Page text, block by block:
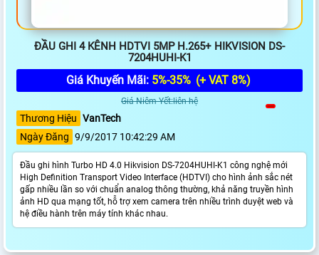
ĐẦU GHI 4 KÊNH HDTVI 5MP H.265+ HIKVISION DS-
7204HUHI-K1
Giá Khuyến Mãi: 5%-35% (+ VAT 8%)
Giá Niêm Yết:liên hệ
Thương Hiệu VanTech
Ngày Đăng 9/9/2017 10:42:29 AM
Đầu ghi hình Turbo HD 4.0 Hikvision DS-7204HUHI-K1 công nghệ mới
High Definition Transport Video Interface (HDTVI) cho hình ảnh sắc nét
gấp nhiều lần so với chuẩn analog thông thường, khả năng truyền hình
ảnh HD qua mạng tốt, hỗ trợ xem camera trên nhiều trình duyệt web và
hệ điều hành trên máy tính khác nhau.